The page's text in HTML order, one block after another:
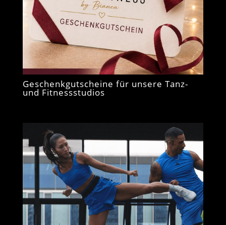
Geschenkgutscheine für unsere Tanz-
und Fitnessstudios